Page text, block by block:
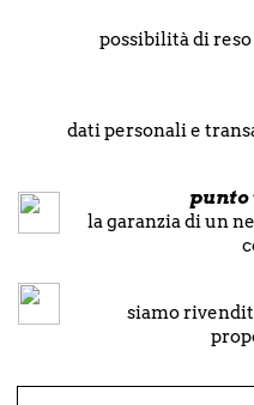
possibilità di
dati personali e
punto
la garanzia di un
siamo